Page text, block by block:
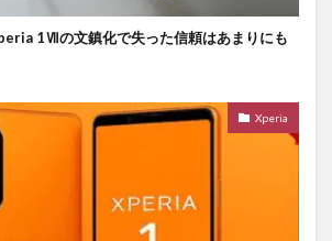
1Ⅶの文鎮化で失った信頼はあまりにも
Xperia